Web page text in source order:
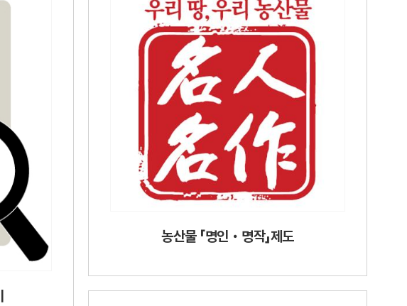
농산물 「명인・명작」제도